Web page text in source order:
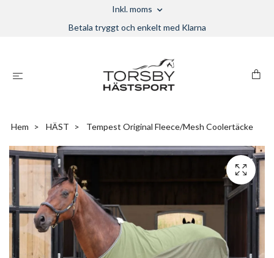
Inkl. moms
Betala tryggt och enkelt med Klarna
Hem HÄST Tempest Original Fleece/Mesh Coolertäcke